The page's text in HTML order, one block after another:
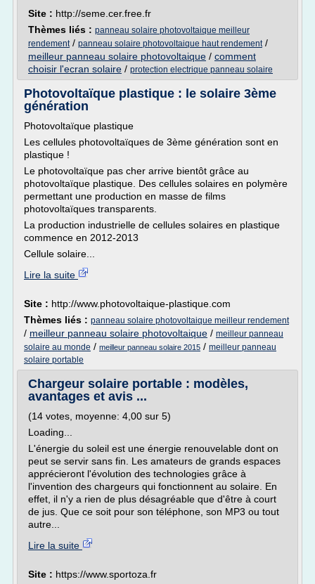
Site : http://seme.cer.free.fr
Thèmes liés : panneau solaire photovoltaique meilleur
rendement/ panneau solaire photovoltaique haut rendement/
meilleur panneau solaire photovoltaique / comment
choisir l'ecran solaire / protection electrique panneau solaire
Photovoltaïque plastique : le solaire 3ème
génération
Photovoltaïque plastique
Les cellules photovoltaïques de 3ème génération sont en
plastique !
Le photovoltaïque pas cher arrive bientôt grâce au
photovoltaïque plastique. Des cellules solaires en polymère
permettant une production en masse de films
photovoltaïques transparents.
La production industrielle de cellules solaires en plastique
commence en 2012-2013
Cellule solaire...
Lire la suite
Site : http://www.photovoltaique-plastique.com
Thèmes liés : panneau solaire photovoltaique meilleur rendement
/ meilleur panneau solaire photovoltaique / meilleur panneau
solaire au monde / meilleur panneau solaire 2015 / meilleur panneau
solaire portable
Chargeur solaire portable : modèles,
avantages et avis ...
(14 votes, moyenne: 4,00 sur 5)
Loading...
L'énergie du soleil est une énergie renouvelable dont on
peut se servir sans fin. Les amateurs de grands espaces
apprécieront l'évolution des technologies grâce à
l'invention des chargeurs qui fonctionnent au solaire. En
effet, il n'y a rien de plus désagréable que d'être à court
de jus. Que ce soit pour son téléphone, son MP3 ou tout
autre...
Lire la suite
Site : https://www.sportoza.fr